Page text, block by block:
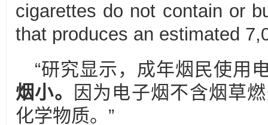
cigarettes do not contain or
that produces an estimated
“研究显示，成年烟民使用
烟小。
因为电子烟不含烟草
化学物质。”